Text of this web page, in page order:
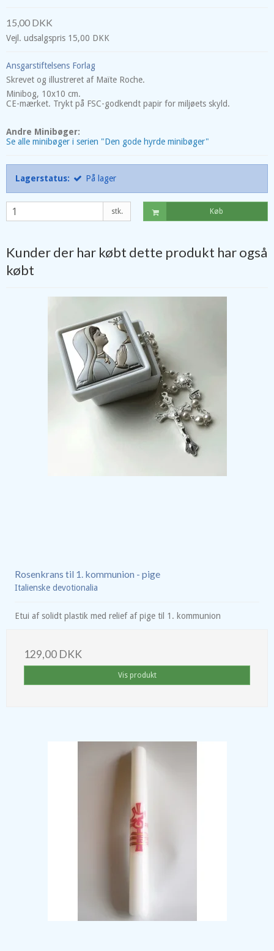
15,00 DKK
Vejl. udsalgspris 15,00 DKK
Ansgarstiftelsens Forlag
Skrevet og illustreret af Maïte Roche.
Minibog, 10x10 cm.
CE-mærket. Trykt på FSC-godkendt papir for miljøets skyld.
Andre Minibøger:
Se alle minibøger i serien "Den gode hyrde minibøger"
Lagerstatus: På lager
stk. Køb
Kunder der har købt dette produkt har også
købt
Rosenkrans til 1. kommunion - pige
Italienske devotionalia
Etui af solidt plastik med relief af pige til 1. kommunion
129,00 DKK
Vis produkt